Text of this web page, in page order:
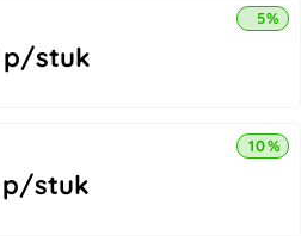
p/stuk
5%
p/stuk
10%